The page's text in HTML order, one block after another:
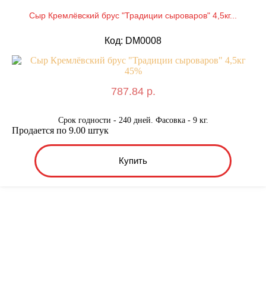
Сыр Кремлёвский брус "Традиции сыроваров" 4,5кг...
Код: DM0008
787.84 р.
Срок годности - 240 дней. Фасовка - 9 кг.
Купить
Продается по 9.00 штук